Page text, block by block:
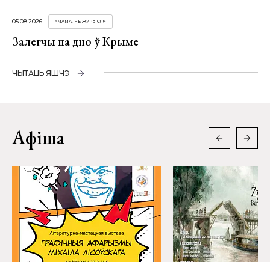
05.08.2026 «МАМА, НЕ ЖУРЫСЯ!»
Залегчы на дно ў Крыме
ЧЫТАЦЬ ЯШЧЭ
Афіша